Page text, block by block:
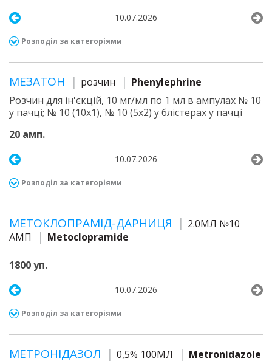
10.07.2026
Розподіл за категоріями
МЕЗАТОН розчин
Phenylephrine
Розчин для ін'єкцій, 10 мг/мл по 1 мл в ампулах № 10
у пачці; № 10 (10х1), № 10 (5х2) у блістерах у пачці
20 амп.
10.07.2026
Розподіл за категоріями
МЕТОКЛОПРАМІД-ДАРНИЦЯ
2.0МЛ №10
АМП
Metoclopramide
1800 уп.
10.07.2026
Розподіл за категоріями
МЕТРОНІДАЗОЛ 0,5% 100МЛ Metronidazole